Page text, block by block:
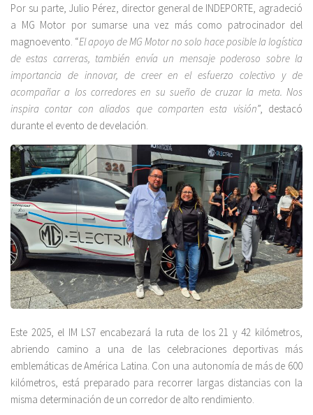
Por su parte, Julio Pérez, director general de INDEPORTE, agradeció
a MG Motor por sumarse una vez más como patrocinador del
magnoevento. “El apoyo de MG Motor no solo hace posible la logística
de estas carreras, también envía un mensaje poderoso sobre la
importancia de innovar, de creer en el esfuerzo colectivo y de
acompañar a los corredores en su sueño de cruzar la meta. Nos
inspira contar con aliados que comparten esta visión”, destacó
durante el evento de develación.
Este 2025, el IM LS7 encabezará la ruta de los 21 y 42 kilómetros,
abriendo camino a una de las celebraciones deportivas más
emblemáticas de América Latina. Con una autonomía de más de 600
kilómetros, está preparado para recorrer largas distancias con la
misma determinación de un corredor de alto rendimiento.